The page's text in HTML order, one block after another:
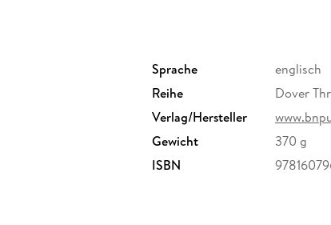
Sprache
englisch
Reihe
Dover
Verlag/Hersteller
Gewicht
370 g
ISBN